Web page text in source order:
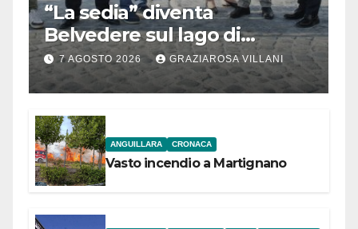
“La sedia” diventa
Belvedere sul lago di
Bracciano: ieri
l’inaugurazione
7 AGOSTO 2026 GRAZIAROSA VILLANI
ANGUILLARA CRONACA
Vasto incendio a Martignano